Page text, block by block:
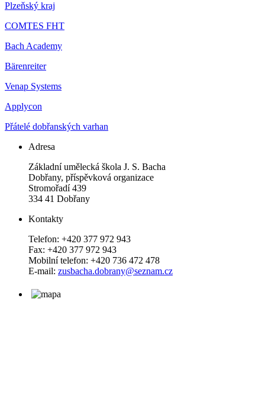
Plzeňský kraj
COMTES FHT
Bach Academy
Bärenreiter
Venap Systems
Applycon
Přátelé dobřanských varhan
Adresa
Základní umělecká škola J. S. Bacha
Dobřany, příspěvková organizace
Stromořadí 439
334 41 Dobřany
Kontakty
Telefon: +420 377 972 943
Fax: +420 377 972 943
Mobilní telefon: +420 736 472 478
E-mail: zusbacha.dobrany@seznam.cz